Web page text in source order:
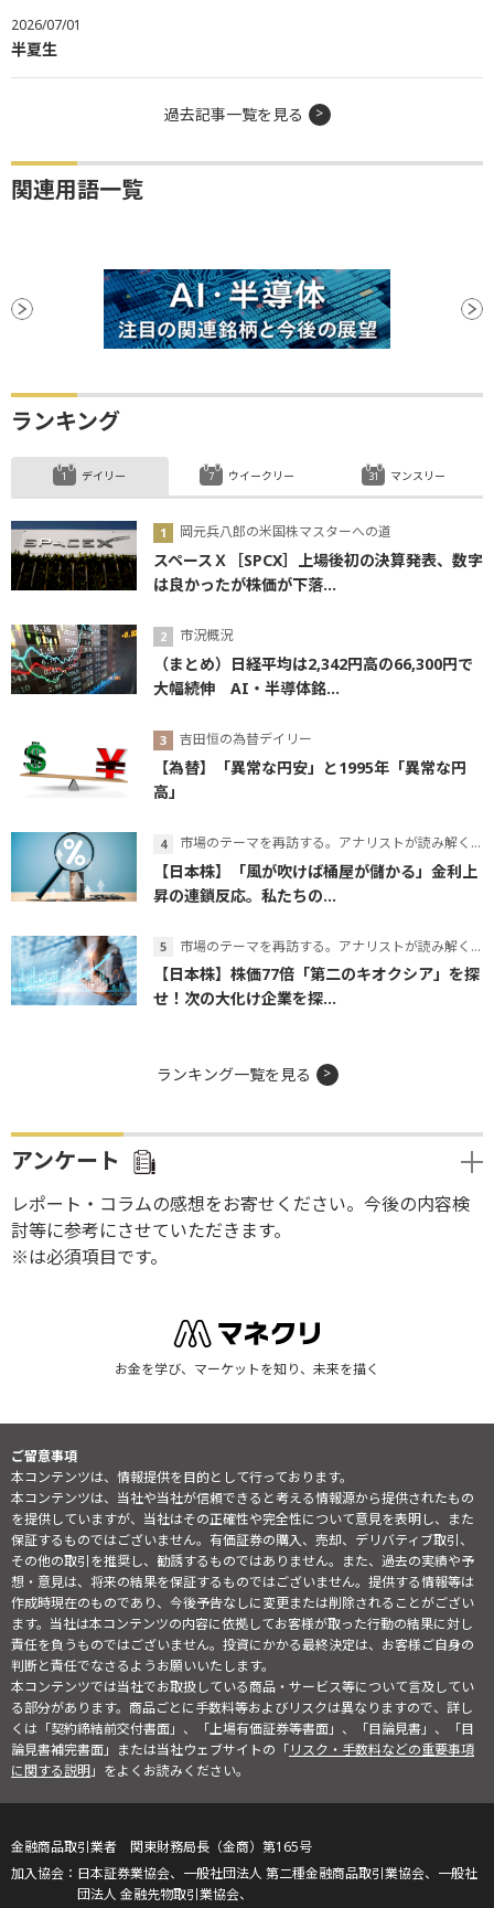
2026/07/01
半夏生
過去記事一覧を見る
関連用語一覧
ランキング
デイリー
岡元兵八郎の米国株マスターへの道
スペースＸ［SPCX］上場後初の決算発表、数字
は良かったが株価が下落...
市況概況
（まとめ）日経平均は2,342円高の66,300円で
大幅続伸 AI・半導体銘...
吉田恒の為替デイリー
【為替】「異常な円安」と1995年「異常な円
高」
市場のテーマを再訪する。アナリストが読み解くテーマの本質
【日本株】「風が吹けば桶屋が儲かる」金利上
昇の連鎖反応。私たちの...
市場のテーマを再訪する。アナリストが読み解くテーマの本質
【日本株】株価77倍「第二のキオクシア」を探
せ！次の大化け企業を探...
ウイークリー マンスリー
ランキング一覧を見る
アンケート
レポート・コラムの感想をお寄せください。今後の内容検
討等に参考にさせていただきます。
※は必須項目です。
お金を学び、マーケットを知り、未来を描く
ご留意事項
本コンテンツは、情報提供を目的として行っております。
本コンテンツは、当社や当社が信頼できると考える情報源から提供されたもの
を提供していますが、当社はその正確性や完全性について意見を表明し、また
保証するものではございません。有価証券の購入、売却、デリバティブ取引、
その他の取引を推奨し、勧誘するものではありません。また、過去の実績や予
想・意見は、将来の結果を保証するものではございません。提供する情報等は
作成時現在のものであり、今後予告なしに変更または削除されることがござい
ます。当社は本コンテンツの内容に依拠してお客様が取った行動の結果に対し
責任を負うものではございません。投資にかかる最終決定は、お客様ご自身の
判断と責任でなさるようお願いいたします。
本コンテンツでは当社でお取扱している商品・サービス等について言及してい
る部分があります。商品ごとに手数料等およびリスクは異なりますので、詳し
くは「契約締結前交付書面」、「上場有価証券等書面」、「目論見書」、「目
論見書補完書面」または当社ウェブサイトの「リスク・手数料などの重要事項
に関する説明」をよくお読みください。
金融商品取引業者 関東財務局長（金商）第165号
日本証券業協会、一般社団法人 第二種金融商品取引業協会、一般社
団法人 金融先物取引業協会、